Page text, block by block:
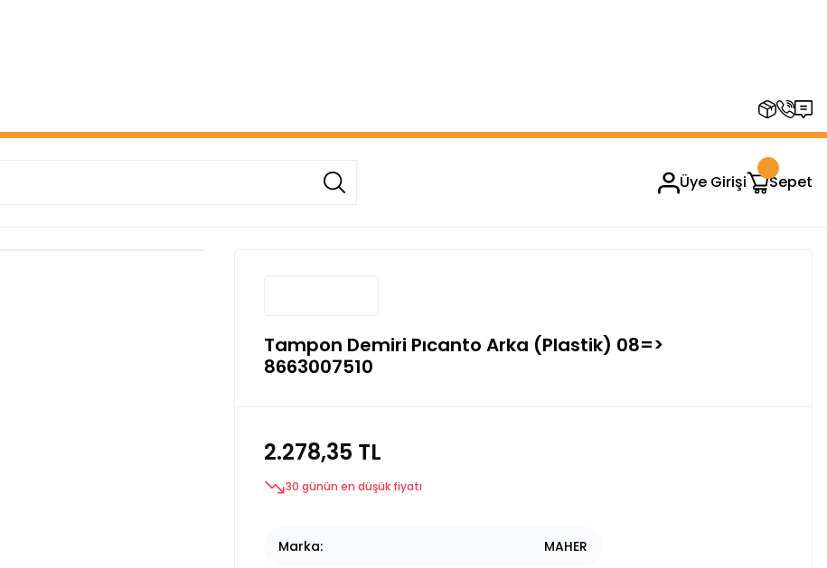
Üye Girişi Sepet
Tampon Demiri Pıcanto Arka (Plastik) 08=>
8663007510
2.278,35 TL
30 günün en düşük fiyatı
Marka MAHER